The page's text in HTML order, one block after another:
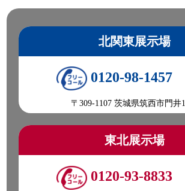
北関東展示場
0120-98-1457
〒309-1107 茨城県筑西市門井
東北展示場
0120-93-8833